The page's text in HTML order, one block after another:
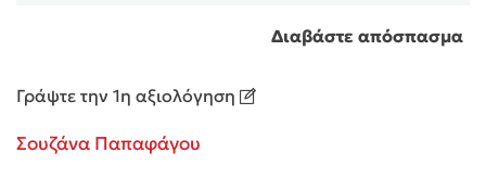
Κώστας Κρομμύδας
Το λιμάνι μου είσαι εσύ
Διαβάστε απόσπασμα
Γράψτε την 1η αξιολόγηση
Σουζάνα Παπαφάγου